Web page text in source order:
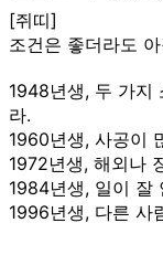
[쥐띠]
조건은 좋더라도
1948년생, 두 가지
라.
1960년생, 사공이
1972년생, 해외나
1984년생, 일이 잘
1996년생, 다른 사